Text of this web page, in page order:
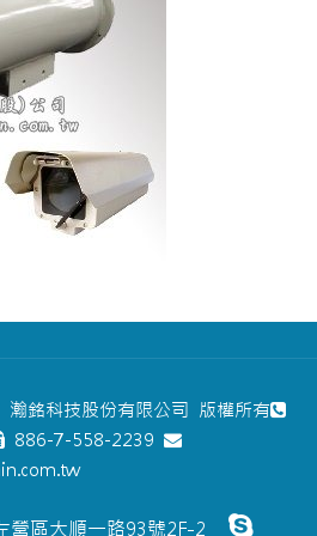
銘科技股份有限公司 版權所有
886-7-558-2239
營區大順一路93號2F-2